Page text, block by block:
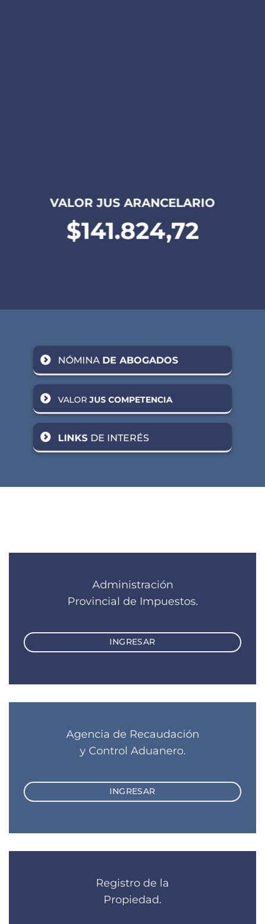
VALOR JUS ARANCELARIO
$141.824,72
NÓMINA DE ABOGADOS
VALORJUS COMPETENCIA
LINKS DE INTERÉS
Administración
Provincial de Impuestos.
INGRESAR
Agencia de Recaudación
y Control Aduanero.
INGRESAR
Registro de la
Propiedad.